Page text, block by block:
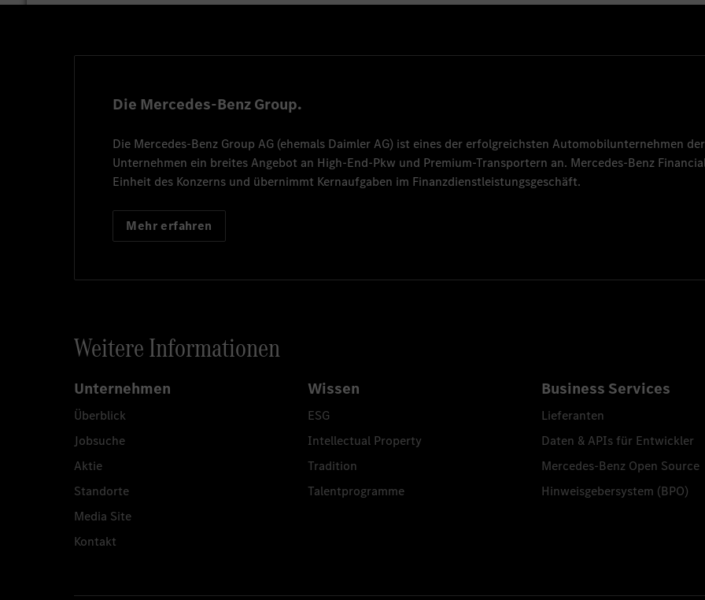
Cedric.betoule@mercedes-benz.com
+33 6 07 65 47 24
Die Mercedes-Benz Group.
Die Mercedes-Benz Group AG (ehemals Daimler AG) ist eines der erfolgreichsten Automobilunternehmen
Unternehmen ein breites Angebot an High-End-Pkw und Premium-Transportern an. Mercedes-Benz
Einheit des Konzerns und übernimmt Kernaufgaben im Finanzdienstleistungsgeschäft.
Mehr erfahren
Weitere Informationen
Unternehmen
Überblick
Jobsuche
Aktie
Standorte
Media Site
Kontakt
Wissen
ESG
Intellectual Property
Tradition
Talentprogramme
Business Services
Lieferanten
Daten & APIs für Entwickler
Mercedes-Benz Open Source
Hinweisgebersystem (BPO)